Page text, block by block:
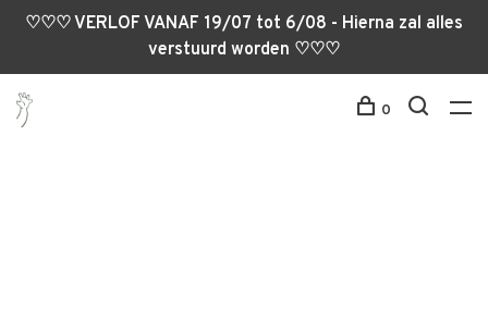
♡♡♡ VERLOF VANAF 19/07 tot 6/08 - Hierna zal alles
verstuurd worden ♡♡♡
0